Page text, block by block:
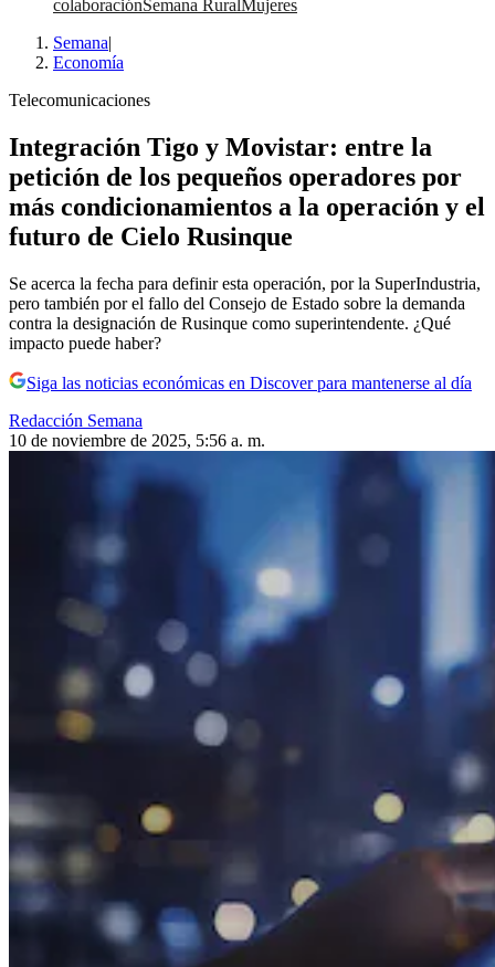
colaboraciónSemana RuralMujeres
Semana|
Economía
Telecomunicaciones
Integración Tigo y Movistar: entre la
petición de los pequeños operadores por
más condicionamientos a la operación y el
futuro de Cielo Rusinque
Se acerca la fecha para definir esta operación, por la SuperIndustria,
pero también por el fallo del Consejo de Estado sobre la demanda
contra la designación de Rusinque como superintendente. ¿Qué
impacto puede haber?
Siga las noticias económicas en Discover para mantenerse al día
Redacción Semana
10 de noviembre de 2025, 5:56 a. m.